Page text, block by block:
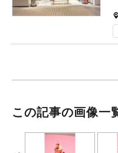
この記事の画像一